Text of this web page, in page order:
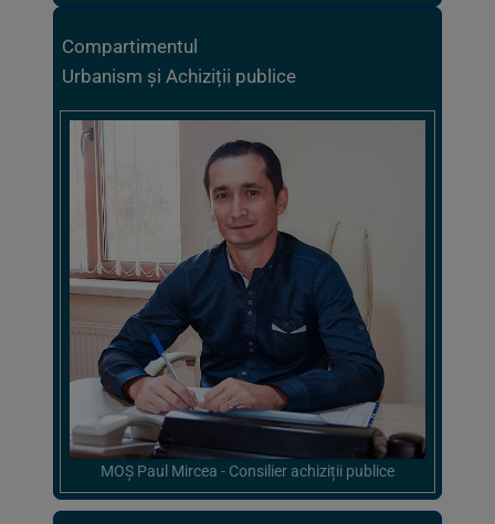
Compartimentul
Urbanism și Achiziții publice
MOȘ Paul Mircea - Consilier achiziții publice